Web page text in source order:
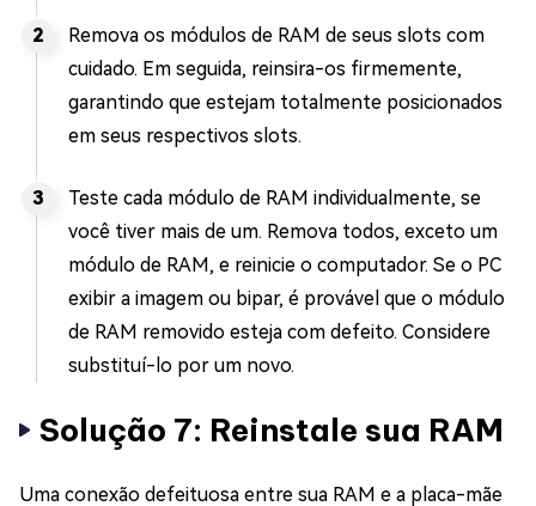
Remova os módulos de RAM de seus slots com
cuidado. Em seguida, reinsira-os firmemente,
garantindo que estejam totalmente posicionados
em seus respectivos slots.
Teste cada módulo de RAM individualmente, se
você tiver mais de um. Remova todos, exceto um
módulo de RAM, e reinicie o computador. Se o PC
exibir a imagem ou bipar, é provável que o módulo
de RAM removido esteja com defeito. Considere
substituí-lo por um novo.
Solução 7: Reinstale sua RAM
Uma conexão defeituosa entre sua RAM e a placa-mãe